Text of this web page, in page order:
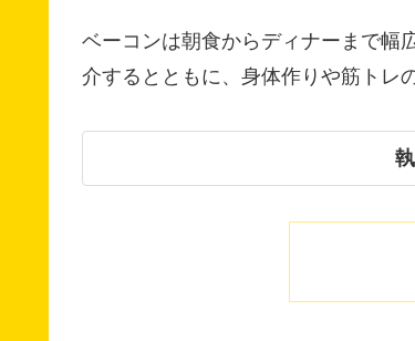
ベーコンは朝食からディナーまで幅
介するとともに、身体作りや筋トレ